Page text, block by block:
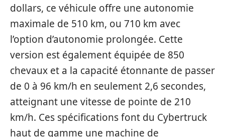
dollars, ce véhicule offre une autonomie
maximale de 510 km, ou 710 km avec
l’option d’autonomie prolongée. Cette
version est également équipée de 850
chevaux et a la capacité étonnante de passer
de 0 à 96 km/h en seulement 2,6 secondes,
atteignant une vitesse de pointe de 210
km/h. Ces spécifications font du Cybertruck
haut de gamme une machine de